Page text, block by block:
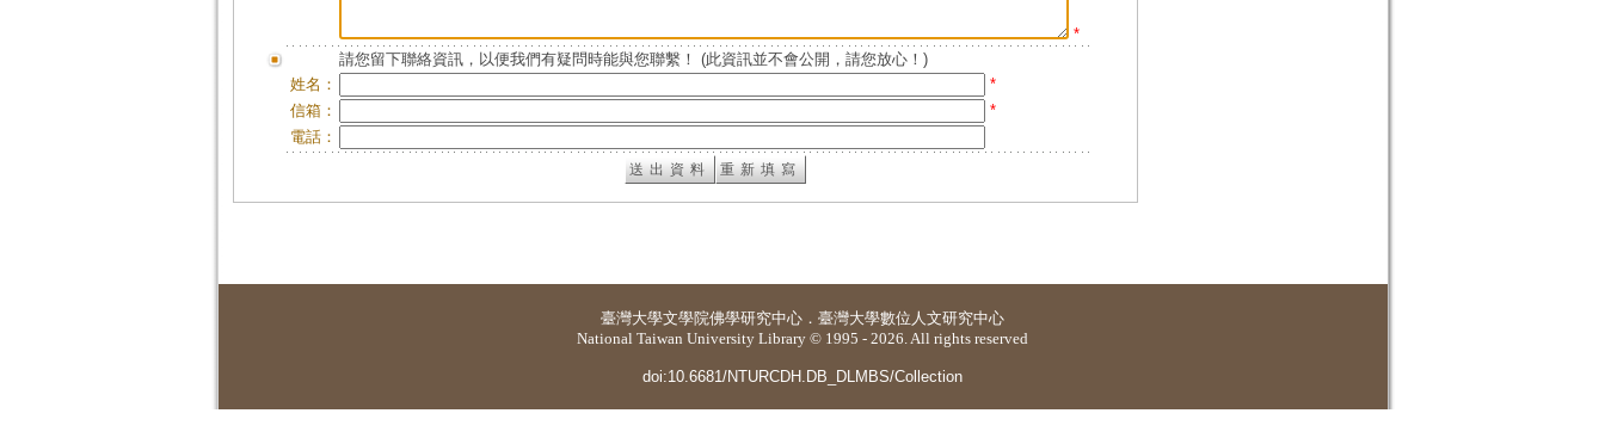
*
請您留下聯絡資訊，以便我們有疑問時能與您聯繫！ (此資訊並不會公開，請您放心！)
姓名：
*
信箱：
*
電話：
臺灣大學文學院佛學研究中心 ． 臺灣大學數位人文研究中心
National Taiwan University Library © 1995 - 2026. All rights reserved
doi:10.6681/NTURCDH.DB_DLMBS/Collection